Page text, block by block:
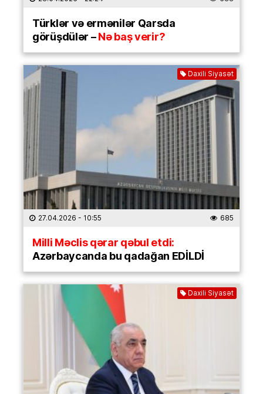
Türklər və ermənilər Qarsda
görüşdülər –Nə baş verir?
Daxili Siyasət
27.04.2026 - 10:55 685
Milli Məclis qərar qəbul etdi:
Azərbaycanda bu qadağan EDİLDİ
Daxili Siyasət